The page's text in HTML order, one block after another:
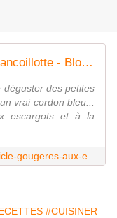
Gougères aux escargots et à la cancoillotte - Blog cuisine avec du chocolat ou Thermomix mais pas que
déguster des petites
vrai cordon bleu...
escargots et à la
#CUISINER